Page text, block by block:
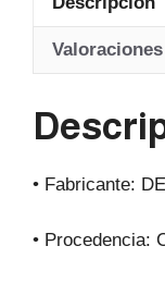
s
A
p
e
b
o
• Fabricante:
• Procedencia: